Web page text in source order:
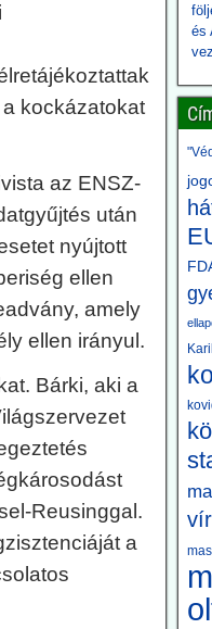
a kockázatokat
az ENSZ-
után
nyújtott
ellen
amely
ellen irányul.
Bárki, aki a
Reusinggal.
a
és